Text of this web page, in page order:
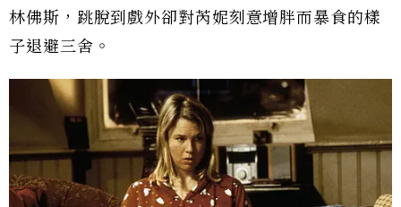
林佛斯，跳脫到戲外卻對芮妮刻意增胖而暴食的樣
子退避三舍。